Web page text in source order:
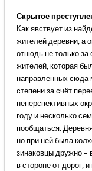
Скрытое
Как явствует из
жителей деревни, а
отнюдь не только
жителей, которая
направленных сюда
степени за счёт
неперспективных
году и несколько
пообщаться.
но при ней была
зинаковцы дружно –
в стороне от дорог,